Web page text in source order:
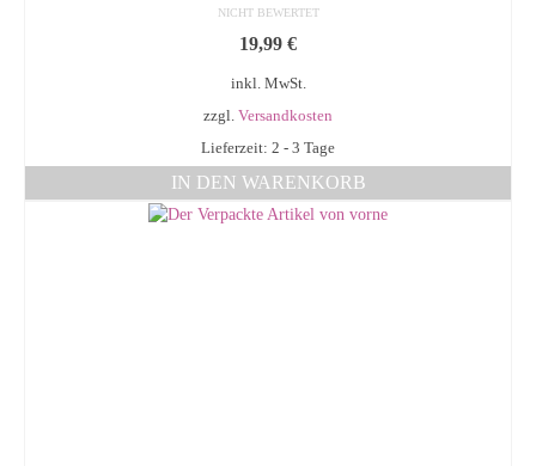
NICHT BEWERTET
19,99 €
inkl. MwSt.
zzgl. Versandkosten
Lieferzeit: 2 - 3 Tage
IN DEN WARENKORB